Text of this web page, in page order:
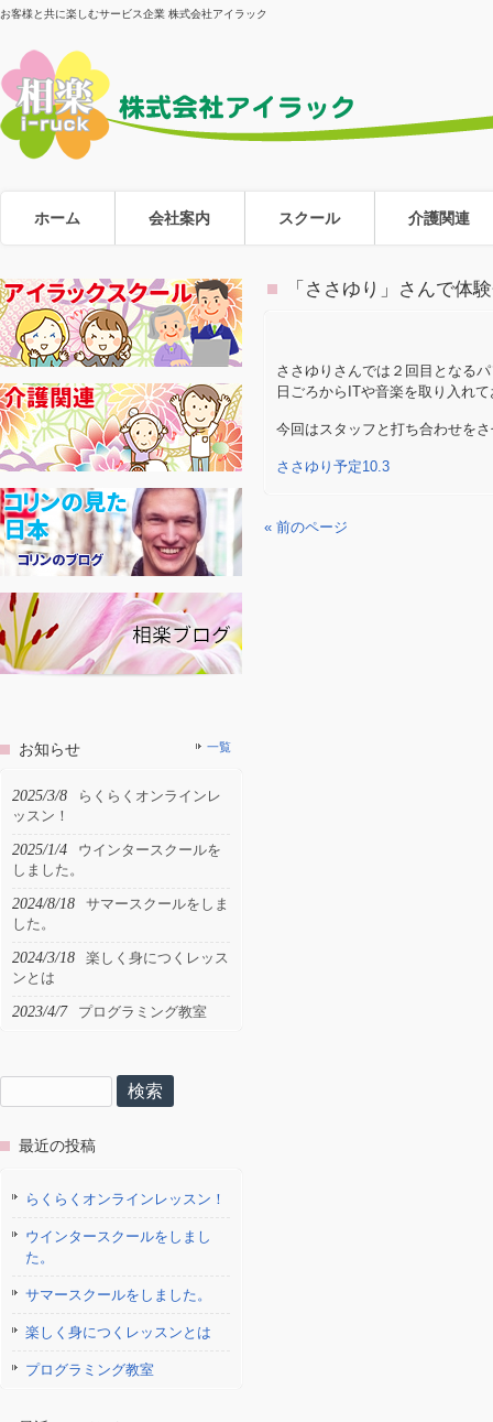
お客様と共に楽しむサービス企業 株式会社アイラック
ホーム 会社案内 スクール 介護関連
「ささゆり」さんで体
ささゆりさんでは２回目となる
日ごろからITや音楽を取り入れ
今回はスタッフと打ち合わせを
ささゆり予定10.3
« 前のページ
お知らせ 一覧
2025/3/8
らくらくオンラインレ
ッスン！
2025/1/4
ウインタースクールを
しました。
2024/8/18
サマースクールをしま
した。
2024/3/18
楽しく身につくレッス
ンとは
2023/4/7 プログラミング教室
索:
最近の投稿
らくらくオンラインレッスン！
ウインタースクールをしまし
た。
サマースクールをしました。
楽しく身につくレッスンとは
プログラミング教室